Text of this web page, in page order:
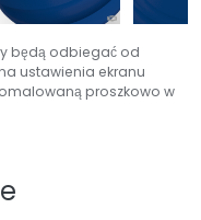
będą odbiegać od
ustawienia ekranu
proszkowo w